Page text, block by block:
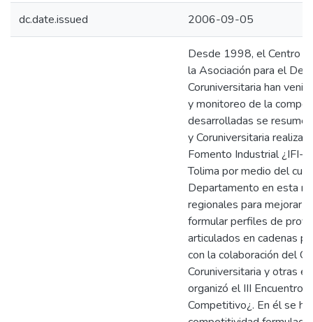
dc.date.issued 2006-09-05
Desde 1998, el Centro
la Asociación para el
Coruniversitaria han
y monitoreo de la
desarrolladas se
y Coruniversitaria
Fomento Industrial ¿IFI-
Tolima por medio del
Departamento en esta
regionales para mejorar
formular perfiles de
articulados en cadenas
con la colaboración del
Coruniversitaria y otras
organizó el III Encuentro
Competitivo¿. En él se